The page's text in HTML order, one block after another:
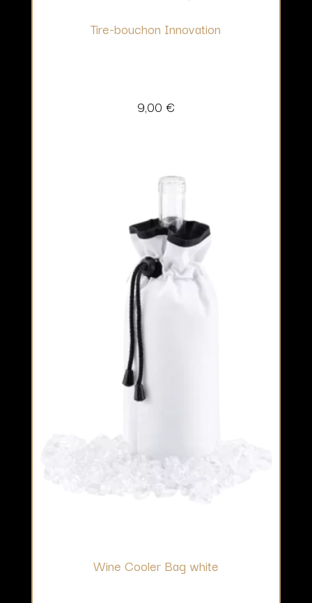
Tire-bouchon Innovation
9,00 €
Wine Cooler Bag white